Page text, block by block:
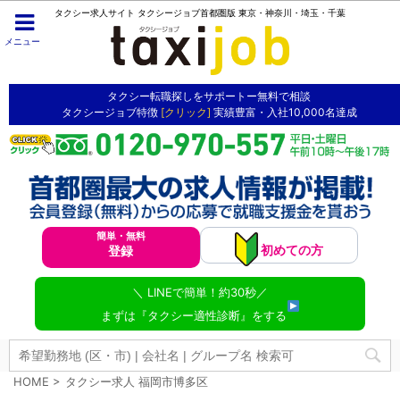
メニュー
タクシー求人サイト タクシージョブ首都圏版 東京・神奈川・埼玉・千葉
タクシー転職探しをサポートー無料で相談
タクシージョブ特徴 [クリック] 実績豊富・入社10,000名達成
簡単・無料
登録 初めての方
＼ LINEで簡単！約30秒／
まずは『タクシー適性診断』をする
HOME > タクシー求人 福岡市博多区